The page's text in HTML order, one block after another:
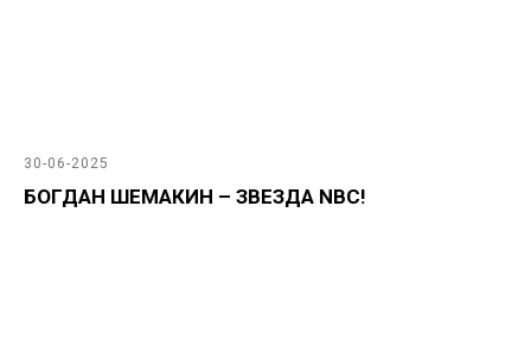
30-06-2025
БОГДАН ШЕМАКИН – ЗВЕЗДА NBC!